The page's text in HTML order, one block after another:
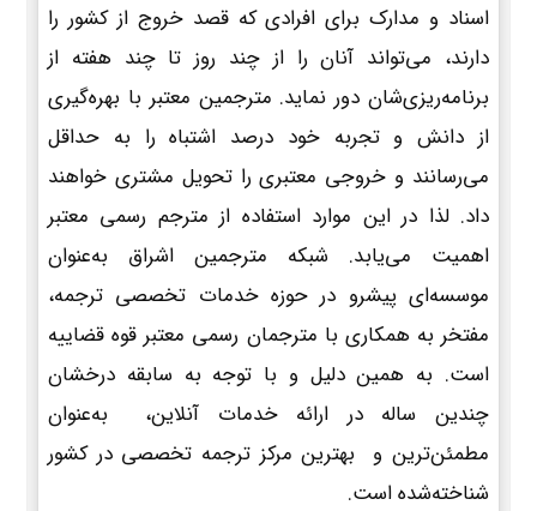
اسناد و مدارک برای افرادی که قصد خروج از کشور را
دارند، می‌تواند آنان را از چند روز تا چند هفته از
برنامه‌ریزی‌شان دور نماید. مترجمین معتبر با بهره‌گیری
از دانش و تجربه خود درصد اشتباه را به حداقل
می‌رسانند و خروجی معتبری را تحویل مشتری خواهند
داد. لذا در این موارد استفاده از مترجم رسمی معتبر
اهمیت می‌یابد. شبکه مترجمین اشراق به‌عنوان
موسسه‌ای پیشرو در حوزه خدمات تخصصی ترجمه،
مفتخر به همکاری با مترجمان رسمی معتبر قوه قضاییه
است. به همین دلیل و با توجه به سابقه درخشان
چندین ساله در ارائه خدمات آنلاین، به‌عنوان
مطمئن‌ترین و بهترین مرکز ترجمه تخصصی در کشور
شناخته‌شده است.